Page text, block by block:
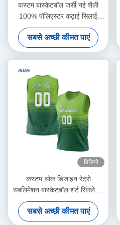
कस्टम बास्केटबॉल जर्सी नई शैली
100% पॉलिएस्टर कढ़ाई सिलाई
मुद्रित सिटी टीम त्वरित सूखी सांस
खेल वर्दी
सबसे अच्छी कीमत पाएं
विडियो
कस्टम थोक डिजाइन रेट्रो
सबलिमेशन बास्केटबॉल शर्ट सिंगलेट्स
वेस्ट किट सेट पुरुष बास्केटबॉल जर्सी
सबसे अच्छी कीमत पाएं